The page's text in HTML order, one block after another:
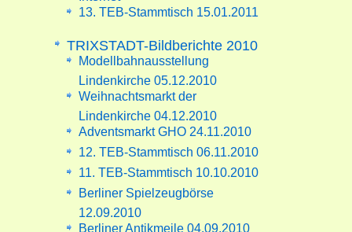
13. TEB-Stammtisch 15.01.2011
TRIXSTADT-Bildberichte 2010
Modellbahnausstellung
Lindenkirche 05.12.2010
Weihnachtsmarkt der
Lindenkirche 04.12.2010
Adventsmarkt GHO 24.11.2010
12. TEB-Stammtisch 06.11.2010
11. TEB-Stammtisch 10.10.2010
Berliner Spielzeugbörse
12.09.2010
Berliner Antikmeile 04.09.2010